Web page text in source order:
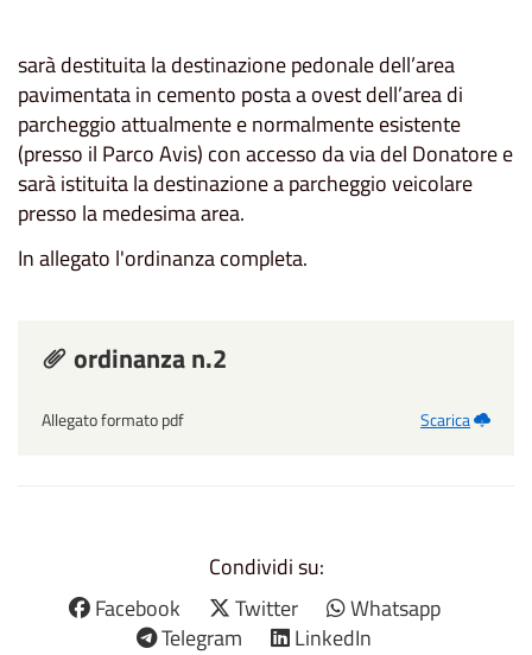
sarà destituita la destinazione pedonale dell’area
pavimentata in cemento posta a ovest dell’area di
parcheggio attualmente e normalmente esistente
(presso il Parco Avis) con accesso da via del Donatore e
sarà istituita la destinazione a parcheggio veicolare
presso la medesima area.
In allegato l'ordinanza completa.
ordinanza n.2
Allegato formato pdf Scarica
Condividi su:
Facebook
Twitter
Whatsapp
Telegram
LinkedIn